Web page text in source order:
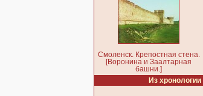
Смоленск. Крепостная стена.
[Воронина и Заалтарная
башни.]
Из хронологии